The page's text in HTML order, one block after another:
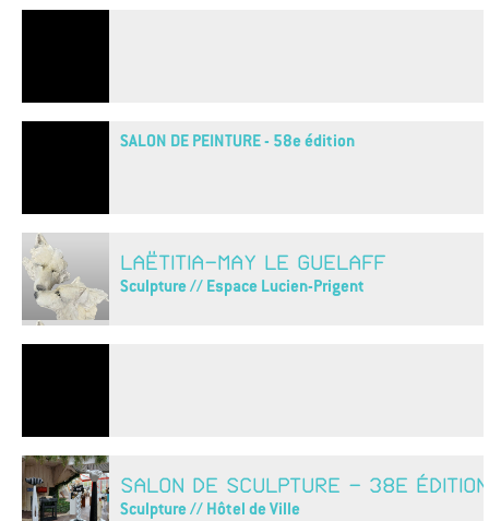
SALON DE PEINTURE - 58e édition
LAËTITIA-MAY LE GUELAFF
Sculpture // Espace Lucien-Prigent
SALON DE SCULPTURE - 38E ÉDITION
Sculpture // Hôtel de Ville